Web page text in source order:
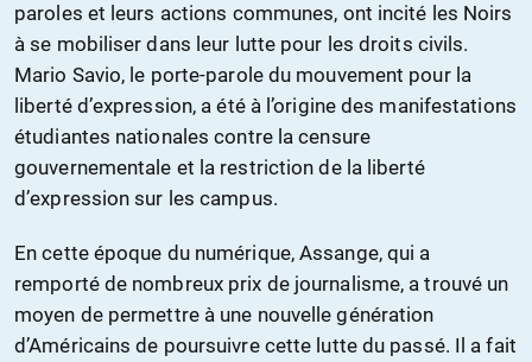
paroles et leurs actions communes, ont incité les Noirs
à se mobiliser dans leur lutte pour les droits civils.
Mario Savio, le porte-parole du mouvement pour la
liberté d’expression, a été à l’origine des manifestations
étudiantes nationales contre la censure
gouvernementale et la restriction de la liberté
d’expression sur les campus.
En cette époque du numérique, Assange, qui a
remporté de nombreux prix de journalisme, a trouvé un
moyen de permettre à une nouvelle génération
d’Américains de poursuivre cette lutte du passé. Il a fait